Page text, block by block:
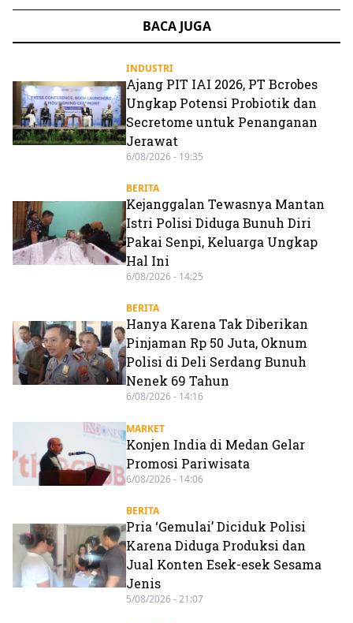
BACA JUGA
INDUSTRI
Ajang PIT IAI 2026, PT Bcrobes
Ungkap Potensi Probiotik dan
Secretome untuk Penanganan
Jerawat
6/08/2026 - 19:35
BERITA
Kejanggalan Tewasnya Mantan
Istri Polisi Diduga Bunuh Diri
Pakai Senpi, Keluarga Ungkap
Hal Ini
6/08/2026 - 14:25
BERITA
Hanya Karena Tak Diberikan
Pinjaman Rp 50 Juta, Oknum
Polisi di Deli Serdang Bunuh
Nenek 69 Tahun
6/08/2026 - 14:16
MARKET
Konjen India di Medan Gelar
Promosi Pariwisata
6/08/2026 - 14:06
BERITA
Pria ‘Gemulai’ Diciduk Polisi
Karena Diduga Produksi dan
Jual Konten Esek-esek Sesama
Jenis
5/08/2026 - 21:07